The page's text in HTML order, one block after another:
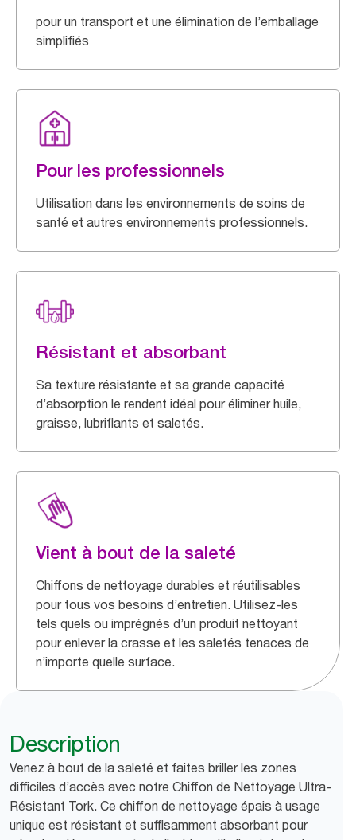
pour un transport et une élimination de l’emballage
simplifiés
Pour les professionnels
Utilisation dans les environnements de soins de
santé et autres environnements professionnels.
Résistant et absorbant
Sa texture résistante et sa grande capacité
d’absorption le rendent idéal pour éliminer huile,
graisse, lubrifiants et saletés.
Vient à bout de la saleté
Chiffons de nettoyage durables et réutilisables
pour tous vos besoins d’entretien. Utilisez-les
tels quels ou imprégnés d’un produit nettoyant
pour enlever la crasse et les saletés tenaces de
n’importe quelle surface.
Description
Venez à bout de la saleté et faites briller les zones
difficiles d’accès avec notre Chiffon de Nettoyage Ultra-
Résistant Tork. Ce chiffon de nettoyage épais à usage
unique est résistant et suffisamment absorbant pour